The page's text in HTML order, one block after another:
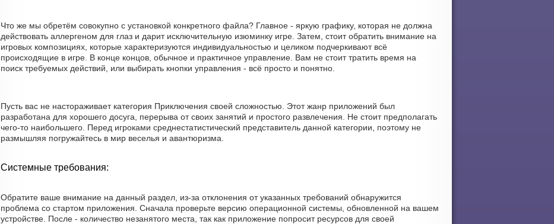
Что же мы обретём совокупно с установкой конкретного файла? Главное - яркую графику, которая не должна
действовать аллергеном для глаз и дарит исключительную изюминку игре. Затем, стоит обратить внимание на
игровых композициях, которые характеризуются индивидуальностью и целиком подчеркивают всё
происходящие в игре. В конце концов, обычное и практичное управление. Вам не стоит тратить время на
поиск требуемых действий, или выбирать кнопки управления - всё просто и понятно.
Пусть вас не настораживает категория Приключения своей сложностью. Этот жанр приложений был
разработана для хорошего досуга, перерыва от своих занятий и простого развлечения. Не стоит предполагать
чего-то наибольшего. Перед игроками среднестатистический представитель данной категории, поэтому не
размышляя погружайтесь в мир веселья и авантюризма.
Системные требования:
Обратите ваше внимание на данный раздел, из-за отклонения от указанных требований обнаружится
проблема со стартом приложения. Сначала проверьте версию операционной системы, обновленной на вашем
устройстве. После - количество незанятого места, так как приложение попросит ресурсов для своей